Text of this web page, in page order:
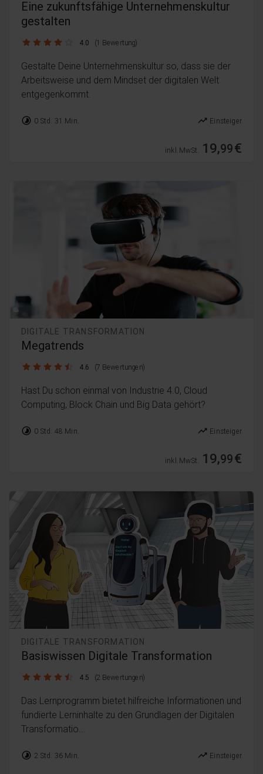
Eine zukunftsfähige Unternehmenskultur
gestalten
4.0 / 5 4.0 (1 Bewertung)
Gestalte Deine Unternehmenskultur so, dass sie der
Arbeitsweise und dem Mindset der digitalen Welt
entgegenkommt.
timelapse 0 Std. 31 Min. trending_up Einsteiger
inkl. MwSt. 19,99€
DIGITALE TRANSFORMATION
Megatrends
4.6 / 5 4.6 (7 Bewertungen)
Hast Du schon einmal von Industrie 4.0, Cloud
Computing, Block Chain und Big Data gehört?
timelapse 0 Std. 48 Min. trending_up Einsteiger
inkl. MwSt. 19,99€
DIGITALE TRANSFORMATION
Basiswissen Digitale Transformation
4.5 / 5 4.5 (2 Bewertungen)
Das Lernprogramm bietet hilfreiche Informationen und
fundierte Lerninhalte zu den Grundlagen der Digitalen
Transformatio...
timelapse 2 Std. 36 Min. trending_up Einsteiger